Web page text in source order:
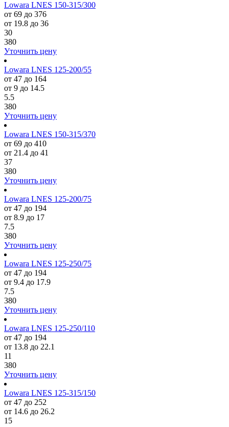
Lowara LNES 150-315/300
от 69 до 376
от 19.8 до 36
30
380
Уточнить цену
Lowara LNES 125-200/55
от 47 до 164
от 9 до 14.5
5.5
380
Уточнить цену
Lowara LNES 150-315/370
от 69 до 410
от 21.4 до 41
37
380
Уточнить цену
Lowara LNES 125-200/75
от 47 до 194
от 8.9 до 17
7.5
380
Уточнить цену
Lowara LNES 125-250/75
от 47 до 194
от 9.4 до 17.9
7.5
380
Уточнить цену
Lowara LNES 125-250/110
от 47 до 194
от 13.8 до 22.1
11
380
Уточнить цену
Lowara LNES 125-315/150
от 47 до 252
от 14.6 до 26.2
15